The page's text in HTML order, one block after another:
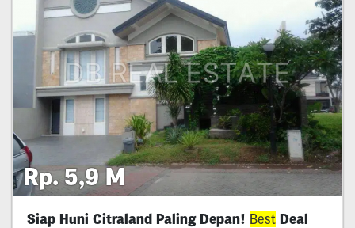
Rp. 5,9 M
Siap Huni Citraland Paling Depan! BestDeal